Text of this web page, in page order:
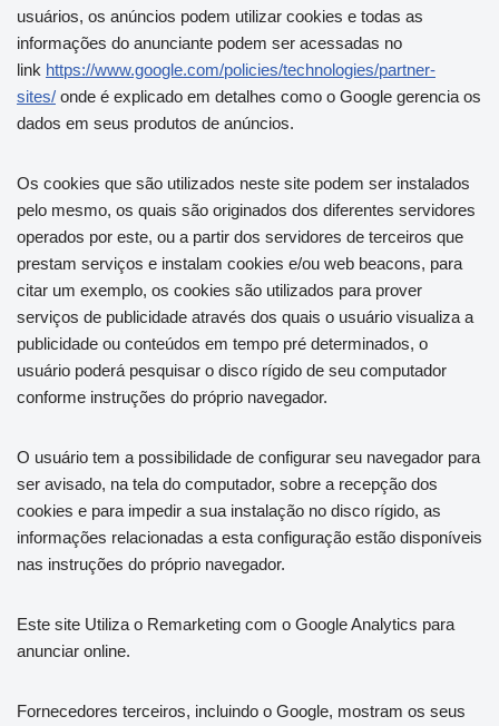
usuários, os anúncios podem utilizar cookies e todas as
informações do anunciante podem ser acessadas no
link https://www.google.com/policies/technologies/partner-
sites/ onde é explicado em detalhes como o Google gerencia os
dados em seus produtos de anúncios.
Os cookies que são utilizados neste site podem ser instalados
pelo mesmo, os quais são originados dos diferentes servidores
operados por este, ou a partir dos servidores de terceiros que
prestam serviços e instalam cookies e/ou web beacons, para
citar um exemplo, os cookies são utilizados para prover
serviços de publicidade através dos quais o usuário visualiza a
publicidade ou conteúdos em tempo pré determinados, o
usuário poderá pesquisar o disco rígido de seu computador
conforme instruções do próprio navegador.
O usuário tem a possibilidade de configurar seu navegador para
ser avisado, na tela do computador, sobre a recepção dos
cookies e para impedir a sua instalação no disco rígido, as
informações relacionadas a esta configuração estão disponíveis
nas instruções do próprio navegador.
Este site Utiliza o Remarketing com o Google Analytics para
anunciar online.
Fornecedores terceiros, incluindo o Google, mostram os seus